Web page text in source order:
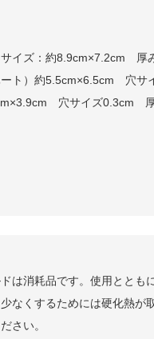
サイズ：約8.9cm×7.2cm 厚
ート）約5.5cm×6.5cm 穴サ
穴サイズ0.3cm
は消耗品です。使用ととも
なくするためには硬化熱が
さい。